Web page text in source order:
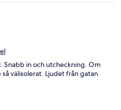
Snabb in och utcheckning. Om
välisolerat. Ljudet från gatan